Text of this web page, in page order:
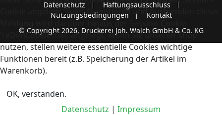
Datenschutz
Haftungsausschluss
Nutzungsbedingungen
Kontakt
© Copyright 2026, Druckerei Joh. Walch GmbH & Co. KG
Cookie angelegt. Beim Akzeptieren und Ausblenden dieser
Meldung wird darüber hinaus der Session-Cookie
'reDimCookieHint' angelegt. Wenn Sie unseren Shop
nutzen, stellen weitere essentielle Cookies wichtige
Funktionen bereit (z.B. Speicherung der Artikel im
Warenkorb).
OK, verstanden.
Datenschutz | Impressum